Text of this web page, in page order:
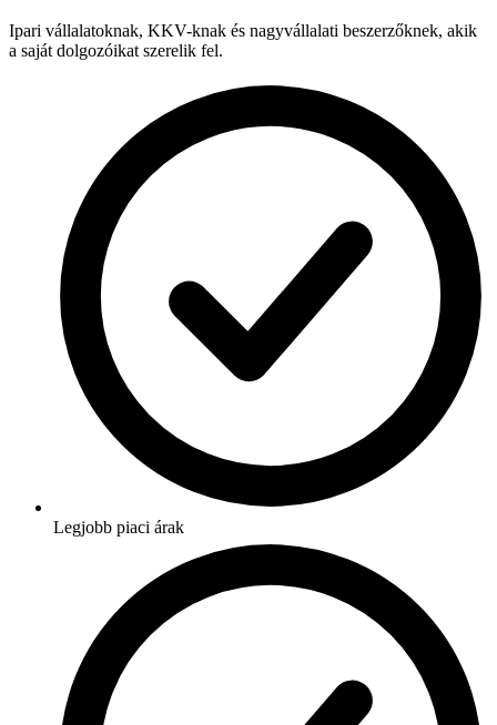
Ipari vállalatoknak, KKV-knak és nagyvállalati beszerzőknek, akik
a saját dolgozóikat szerelik fel.
Legjobb piaci árak